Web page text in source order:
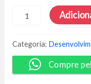
Poder
Foco
-
Paulo
Vieira
Categoria:
Compre